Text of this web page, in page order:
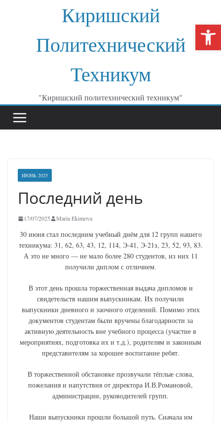
Киришский
Политехнический
Техникум
"Киришский политехнический техникум"
ИЮНЬ 2025
Последний день
17/07/2025 Maria Ekimova
30 июня стал последним учебный днём для 12 групп нашего
техникума: 31, 62, 63, 43, 12, 114, Э-41, Э-21з, 23, 52, 93, 83.
А это не много — не мало более 280 студентов, из них 11
получили диплом с отличием.
В этот день прошла торжественная выдача дипломов и
свидетельств нашим выпускникам. Их получили
выпускники дневного и заочного отделений. Помимо этих
документов студентам были вручены благодарности за
активную деятельность вне учебного процесса (участие в
мероприятиях, подготовка их и т.д.), родителям и законным
представителям за хорошее воспитание ребят.
В торжественной обстановке прозвучали тёплые слова,
пожелания и напутствия от директора И.В.Романовой,
администрации, руководителей групп.
Наши выпускники прошли большой путь. Сначала им